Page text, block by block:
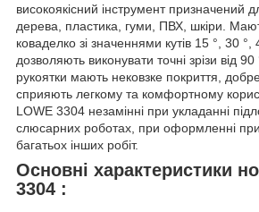
високоякісний інструмент призначений
дерева, пластика, гуми, ПВХ, шкіри.
коваделко зі значеннями кутів 15 °, 30 °,
дозволяють виконувати точні зрізи від
рукоятки мають нековзке покриття,
сприяють легкому та комфортному
LOWE 3304 незамінні при укладанні
слюсарних роботах, при оформленні
багатьох інших робіт.
Основні характеристики
3304 :